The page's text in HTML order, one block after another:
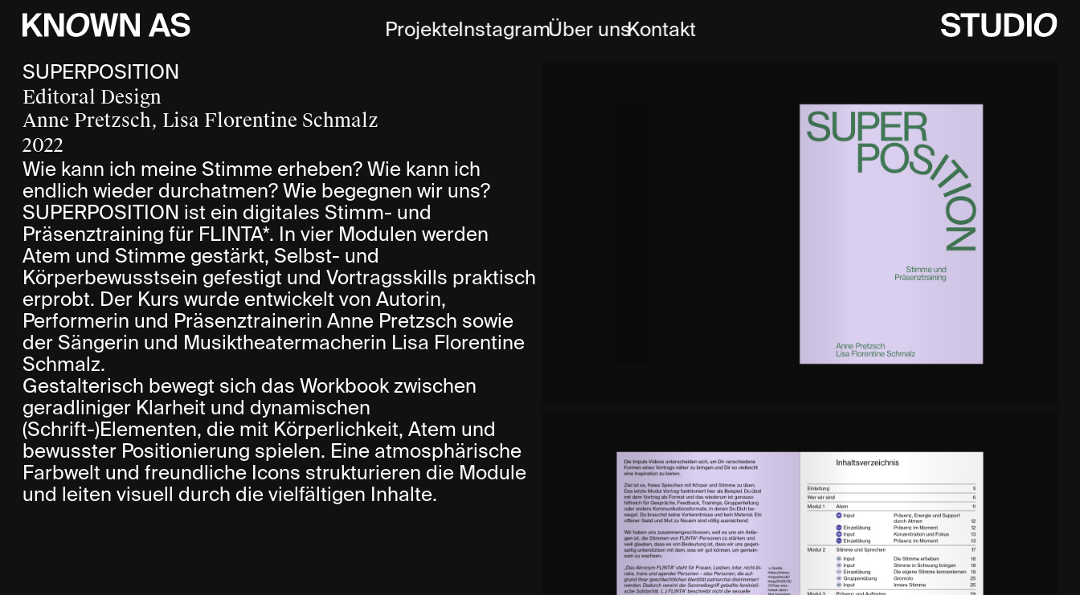
ProjekteInstagramÜber unsKontakt
SUPERPOSITION
Editoral Design
Anne Pretzsch, Lisa Florentine Schmalz
2022
Wie kann ich meine Stimme erheben? Wie kann ich
endlich wieder durchatmen? Wie begegnen wir uns?
SUPERPOSITION ist ein digitales Stimm- und
Präsenztraining für FLINTA*. In vier Modulen werden
Atem und Stimme gestärkt, Selbst- und
Körperbewusstsein gefestigt und Vortragsskills praktisch
erprobt. Der Kurs wurde entwickelt von Autorin,
Performerin und Präsenztrainerin Anne Pretzsch sowie
der Sängerin und Musiktheatermacherin Lisa Florentine
Schmalz.
Gestalterisch bewegt sich das Workbook zwischen
geradliniger Klarheit und dynamischen
(Schrift-)Elementen, die mit Körperlichkeit, Atem und
bewusster Positionierung spielen. Eine atmosphärische
Farbwelt und freundliche Icons strukturieren die Module
und leiten visuell durch die vielfältigen Inhalte.